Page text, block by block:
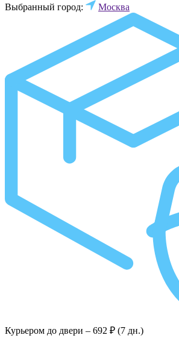
Выбранный город:
Москва
Курьером до двери – 692 ₽ (7 дн.)